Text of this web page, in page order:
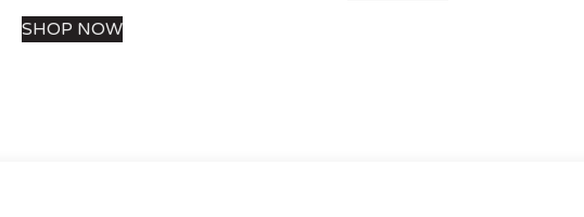
SHOP NOW